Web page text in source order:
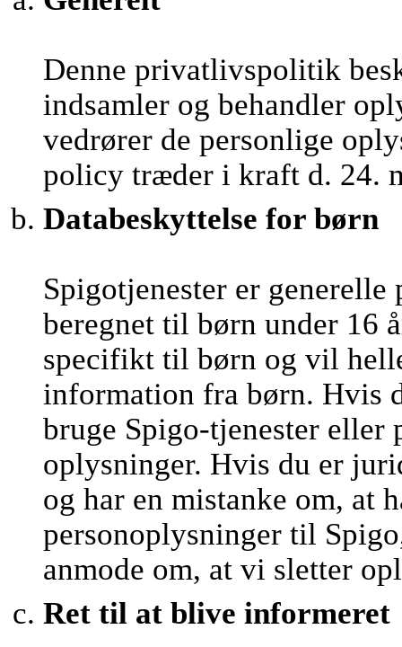
Denne privatlivspolitik
indsamler og behandler
vedrører de personlige
policy træder i kraft d. 24.
Databeskyttelse for børn
Spigotjenester er
beregnet til børn under 16
specifikt til børn og vil
information fra børn. Hvis
bruge Spigo-tjenester eller
oplysninger. Hvis du er
og har en mistanke om, at
personoplysninger til
anmode om, at vi sletter
Ret til at blive informeret